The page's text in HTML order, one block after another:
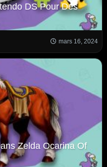
DS Pour Des
mars 16, 2024
Zelda Ocarina Of